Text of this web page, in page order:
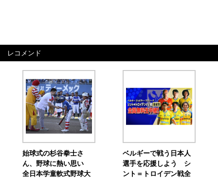
レコメンド
始球式の杉谷拳士さ
ん、野球に熱い思い
全日本学童軟式野球大
ベルギーで戦う日本人
選手を応援しよう シ
ント＝トロイデン戦全